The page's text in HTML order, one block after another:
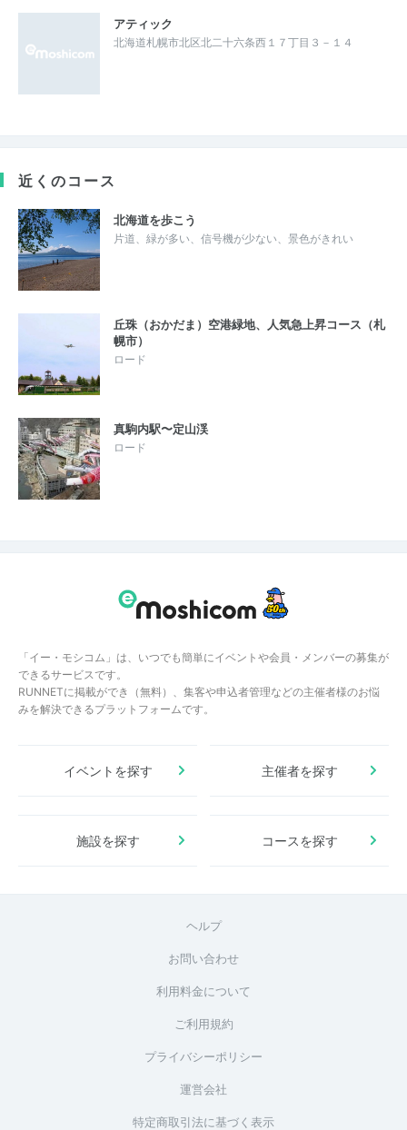
アティック
北海道札幌市北区北二十六条西１７丁目３－１４
近くのコース
北海道を歩こう
片道、緑が多い、信号機が少ない、景色がきれい
丘珠（おかだま）空港緑地、人気急上昇コース（札
幌市）
ロード
真駒内駅〜定山渓
ロード
「イー・モシコム」は、いつでも簡単にイベントや会員・メンバーの募集が
できるサービスです。
RUNNETに掲載ができ（無料）、集客や申込者管理などの主催者様のお悩
みを解決できるプラットフォームです。
イベントを探す 主催者を探す
施設を探す コースを探す
ヘルプ
お問い合わせ
利用料金について
ご利用規約
プライバシーポリシー
運営会社
特定商取引法に基づく表示